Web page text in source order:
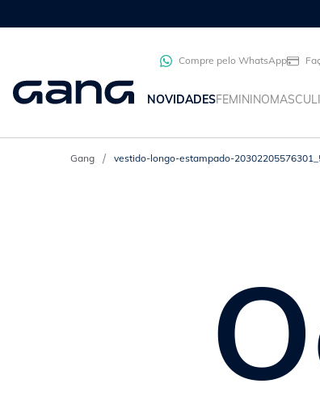
Compre pelo WhatsApp
NOVIDADESFEMININO
vestido-longo-estampado-